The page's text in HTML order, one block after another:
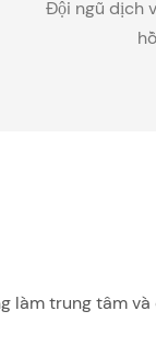
Đội ngũ dịch
làm trung tâm và